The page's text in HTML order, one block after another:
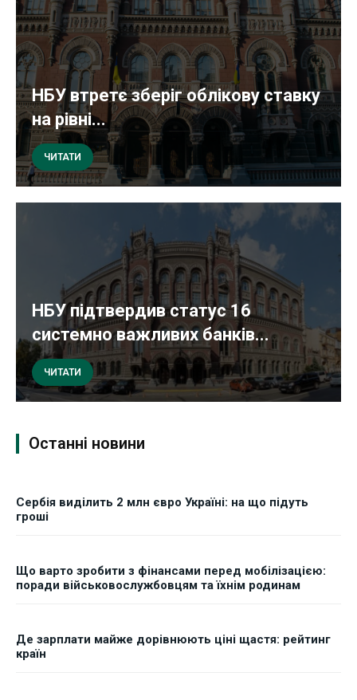
НБУ втретє зберіг облікову ставку
на рівні...
ЧИТАТИ
НБУ підтвердив статус 16
системно важливих банків...
ЧИТАТИ
Останні новини
Сербія виділить 2 млн євро Україні: на що підуть
гроші
Що варто зробити з фінансами перед мобілізацією:
поради військовослужбовцям та їхнім родинам
Де зарплати майже дорівнюють ціні щастя: рейтинг
країн